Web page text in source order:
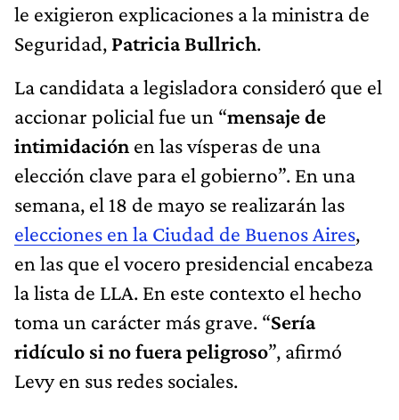
le exigieron explicaciones a la ministra de
Seguridad, Patricia Bullrich.
La candidata a legisladora consideró que el
accionar policial fue un “mensaje de
intimidación en las vísperas de una
elección clave para el gobierno”. En una
semana, el 18 de mayo se realizarán las
elecciones en la Ciudad de Buenos Aires,
en las que el vocero presidencial encabeza
la lista de LLA. En este contexto el hecho
toma un carácter más grave. “Sería
ridículo si no fuera peligroso”, afirmó
Levy en sus redes sociales.